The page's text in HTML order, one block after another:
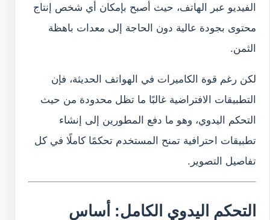
الفيديو عبر الهاتف، حيث أصبح بإمكان أي شخص إنتاج
محتوى بجودة عالية دون الحاجة إلى معدات باهظة
الثمن.
لكن رغم قوة الكاميرات في الهواتف الحديثة، فإن
التطبيقات الافتراضية غالبًا ما تظل محدودة من حيث
التحكم اليدوي، وهو ما دفع المطورين إلى إنشاء
تطبيقات احترافية تمنح المستخدم تحكمًا كاملًا في كل
تفاصيل التصوير.
التحكم اليدوي الكامل: أساس